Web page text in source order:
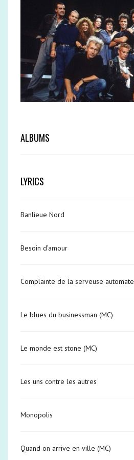
ALBUMS
LYRICS
Banlieue Nord
Besoin d’amour
Complainte de la serveuse automate
Le blues du businessman (MC)
Le monde est stone (MC)
Les uns contre les autres
Monopolis
Quand on arrive en ville (MC)